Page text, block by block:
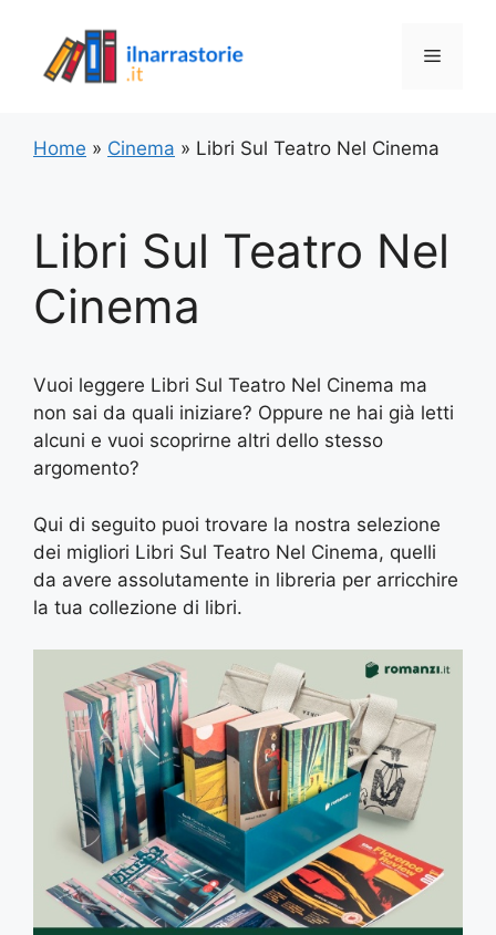
contenuto
Menu
Home » Cinema » Libri Sul Teatro Nel Cinema
Libri Sul Teatro Nel
Cinema
Vuoi leggere Libri Sul Teatro Nel Cinema ma
non sai da quali iniziare? Oppure ne hai già letti
alcuni e vuoi scoprirne altri dello stesso
argomento?
Qui di seguito puoi trovare la nostra selezione
dei migliori Libri Sul Teatro Nel Cinema, quelli
da avere assolutamente in libreria per arricchire
la tua collezione di libri.